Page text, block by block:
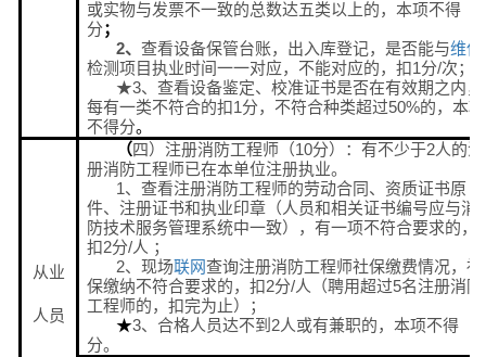
或实物与发票不一致的总数达五类以上的，本项不得
分；
2、 查看设备保管台账，出入库登记，是否能与维保
检测项目执业时间一一对应，不能对应的，扣1分/次；
★3、查看设备鉴定、校准证书是否在有效期之内，
每有一类不符合的扣1分，不符合种类超过50%的，本项
不得分。
从业
人员
（四）注册消防工程师（10分）：有不少于2人的注
册消防工程师已在本单位注册执业。
1、查看注册消防工程师的劳动合同、资质证书原
件、注册证书和执业印章（人员和相关证书编号应与消
防技术服务管理系统中一致），有一项不符合要求的，
扣2分/人 ；
2、现场联网查询注册消防工程师社保缴费情况，社
保缴纳不符合要求的，扣2分/人（聘用超过5名注册消防
工程师的，扣完为止）；
★3、合格人员达不到2人或有兼职的，本项不得
分。